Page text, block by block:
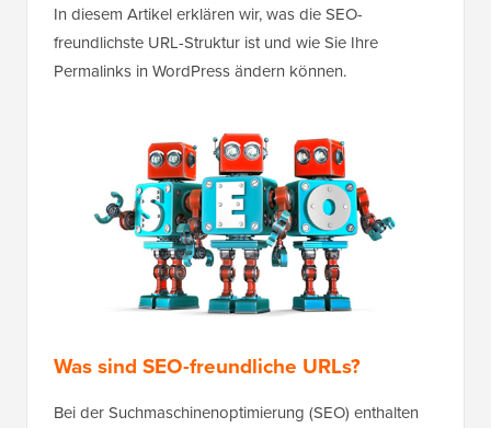
In diesem Artikel erklären wir, was die SEO-
freundlichste URL-Struktur ist und wie Sie Ihre
Permalinks in WordPress ändern können.
Was sind SEO-freundliche URLs?
Bei der Suchmaschinenoptimierung (SEO) enthalten